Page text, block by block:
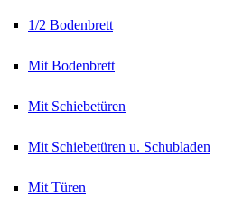
1/2 Bodenbrett
Mit Bodenbrett
Mit Schiebetüren
Mit Schiebetüren u. Schubladen
Mit Türen